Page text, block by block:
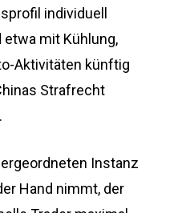
individuell
etwa mit Kühlung,
Aktivitäten künftig
Strafrecht
Instanz
Hand nimmt, der